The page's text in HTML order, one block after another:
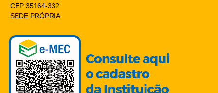
CEP:35164-332.
SEDE PRÓPRIA